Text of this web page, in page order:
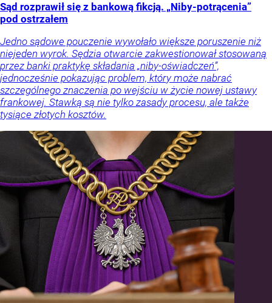
Sąd rozprawił się z bankową fikcją. „Niby-potrącenia”
pod ostrzałem
Jedno sądowe pouczenie wywołało większe poruszenie niż
niejeden wyrok. Sędzia otwarcie zakwestionował stosowaną
przez banki praktykę składania „niby-oświadczeń”,
jednocześnie pokazując problem, który może nabrać
szczególnego znaczenia po wejściu w życie nowej ustawy
frankowej. Stawką są nie tylko zasady procesu, ale także
tysiące złotych kosztów.